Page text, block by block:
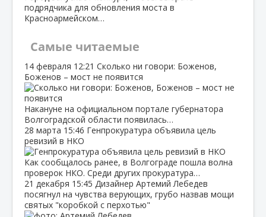
подрядчика для обновления моста в
Красноармейском…
Самые читаемые
14 февраля 12:21 Сколько ни говори: Боженов,
Боженов – мост не появится
Накануне на официальном портале губернатора
Волгоградской области появилась…
28 марта 15:46 Генпрокуратура объявила цель
ревизий в НКО
Как сообщалось ранее, в Волгограде пошла волна
проверок НКО. Среди других прокуратура…
21 декабря 15:45 Дизайнер Артемий Лебедев
посягнул на чувства верующих, грубо назвав мощи
святых "коробкой с перхотью"